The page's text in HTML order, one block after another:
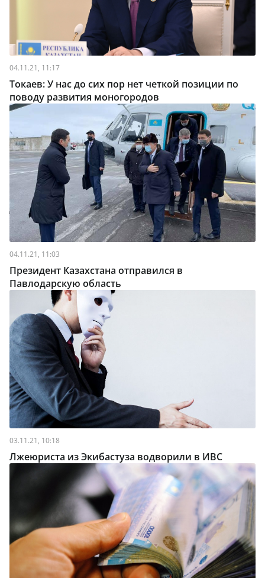
04.11.21, 11:17
Токаев: У нас до сих пор нет четкой позиции по
поводу развития моногородов
04.11.21, 11:03
Президент Казахстана отправился в
Павлодарскую область
03.11.21, 10:18
Лжеюриста из Экибастуза водворили в ИВС